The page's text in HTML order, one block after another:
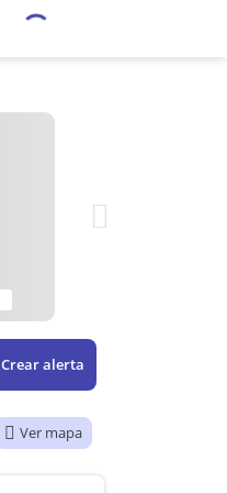
Crear alerta
Ver mapa